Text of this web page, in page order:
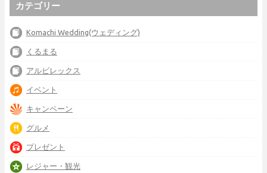
カテゴリー
Komachi Wedding(ウェディング)
くるまる
アルビレックス
イベント
キャンペーン
グルメ
プレゼント
レジャー・観光